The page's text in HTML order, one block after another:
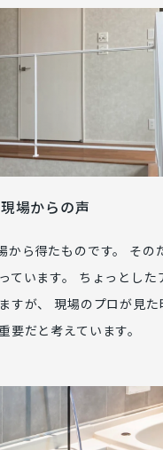
場からの声
から得たものです。 その
ています。 ちょっとした
すが、 現場のプロが見た
だと考えています。